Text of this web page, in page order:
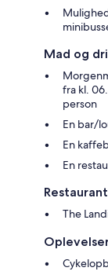
Mad og
fra kl.
person
En bar/
En
En
The